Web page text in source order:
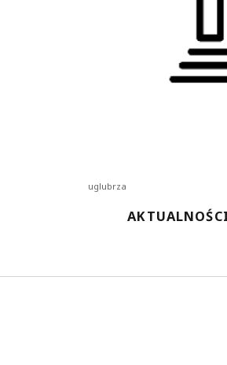
uglubrza
AKTUALNOŚCI